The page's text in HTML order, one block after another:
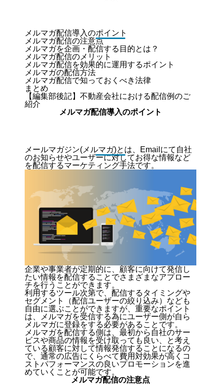
メルマガ配信導入のポイント
メルマガ配信の注意点
メルマガを企画・配信する目的とは？
メルマガ配信のメリット
メルマガ配信を効果的に運用するポイント
メルマガの配信方法
メルマガ配信で知っておくべき法律
まとめ
【編集部後記】不動産会社における配信例のご
紹介
メルマガ配信導入のポイント
メールマガジン(メルマガ)とは、Emailにて自社
のお知らせやユーザーに対してお得な情報など
を配信するマーケティング手法です。
企業や事業者が定期的に、顧客に向けて発信し
たい情報を配信することでさまざまなアプロー
チを行うことができます。
利用するツール次第で、配信するタイミングや
セグメント（配信ユーザーの絞り込み）なども
自由に選ぶことができますが、重要なポイント
は、メルマガを受信する為にユーザー側が自ら
メルマガに登録をする必要があることです。
メルマガを配信する側は、最初から自社のサー
ビスや商品の情報を受け取っても良い、と考え
ている顧客に対して情報発信することになるの
で、通常の広告にくらべて費用対効果が高くコ
ストパフォーマンスの良いプロモーションを進
めていくことが可能です。
メルマガ配信の注意点